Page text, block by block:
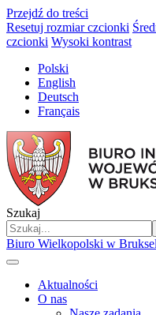
Przejdź do treści
Resetuj rozmiar czcionki
czcionki Wysoki kontrast
Polski
English
Deutsch
Français
Szukaj
Biuro Wielkopolski w
Aktualności
O nas